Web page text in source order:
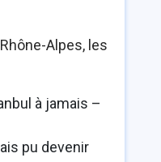
Alpes, les
à jamais –
pu devenir